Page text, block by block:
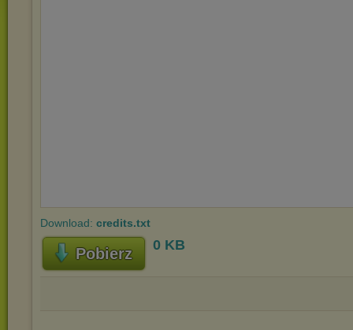
Download: credits.txt
Pobierz 0 KB